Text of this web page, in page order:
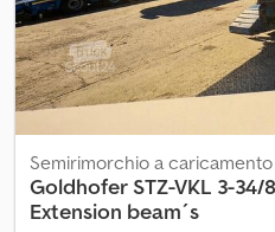
Semirimorchio a
Goldhofer STZ-VKL 3-34/
Extension beam´s